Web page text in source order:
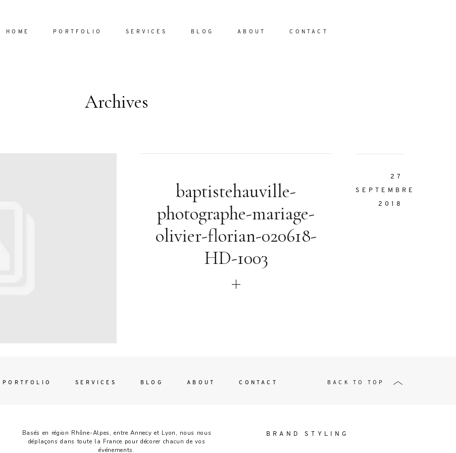
HOME PORTFOLIO SERVICES BLOG ABOUT CONTACT
Archives
27
SEPTEMBRE
2018
baptistehauville-
photographe-mariage-
olivier-florian-020618-
HD-1003
Services
About
Contact
PORTFOLIO SERVICES BLOG ABOUT CONTACT BACK TO TOP
Basés en région Rhône-Alpes, entre Annecy et Lyon, nous nous
déplaçons dans toute la France pour décorer chacun de vos
événements.
BRAND STYLING